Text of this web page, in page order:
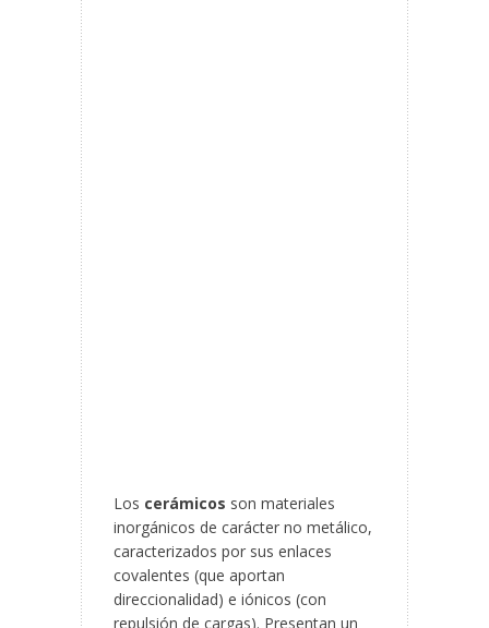
Los cerámicos son materiales
inorgánicos de carácter no metálico,
caracterizados por sus enlaces
covalentes (que aportan
direccionalidad) e iónicos (con
repulsión de cargas). Presentan un